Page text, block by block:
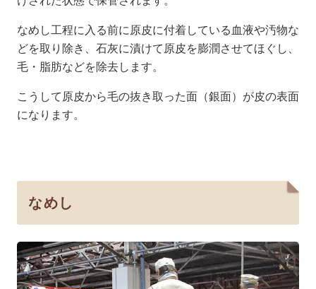
なめし工程に入る前に原皮に付着している血液や汚物な
どを取り除き、石灰に漬けて原皮を膨潤させてほぐし、
毛・脂肪などを除去します。
こうして原皮から毛の抜き取った面（銀面）が皮の表面
になります。
なめし